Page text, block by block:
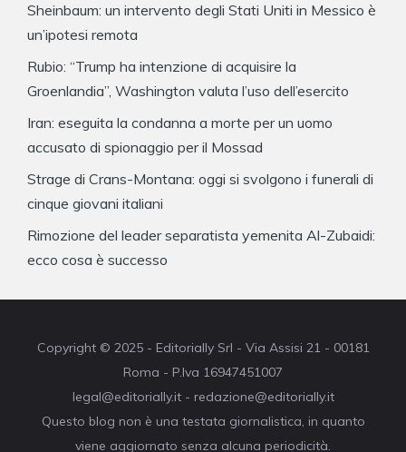
Sheinbaum: un intervento degli Stati Uniti in Messico è
un’ipotesi remota
Rubio: “Trump ha intenzione di acquisire la
Groenlandia”, Washington valuta l’uso dell’esercito
Iran: eseguita la condanna a morte per un uomo
accusato di spionaggio per il Mossad
Strage di Crans-Montana: oggi si svolgono i funerali di
cinque giovani italiani
Rimozione del leader separatista yemenita Al-Zubaidi:
ecco cosa è successo
Copyright © 2025 - Editorially Srl - Via Assisi 21 - 00181
Roma - P.Iva 16947451007
legal@editorially.it - redazione@editorially.it
Questo blog non è una testata giornalistica, in quanto
viene aggiornato senza alcuna periodicità.